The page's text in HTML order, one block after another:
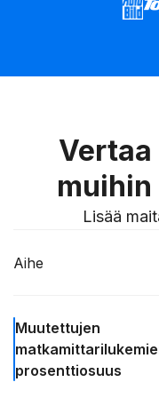
Lisää
Aihe
Muutettujen
prosenttiosuus